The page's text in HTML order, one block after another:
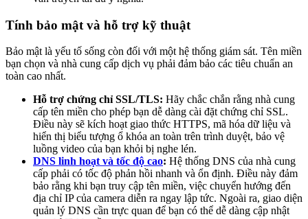
Tính bảo mật và hỗ trợ kỹ thuật
Bảo mật là yếu tố sống còn đối với một hệ thống giám sát. Tên miền
bạn chọn và nhà cung cấp dịch vụ phải đảm bảo các tiêu chuẩn an
toàn cao nhất.
Hỗ trợ chứng chỉ SSL/TLS: Hãy chắc chắn rằng nhà cung
cấp tên miền cho phép bạn dễ dàng cài đặt chứng chỉ SSL.
Điều này sẽ kích hoạt giao thức HTTPS, mã hóa dữ liệu và
hiển thị biểu tượng ổ khóa an toàn trên trình duyệt, bảo vệ
luồng video của bạn khỏi bị nghe lén.
DNS linh hoạt và tốc độ cao: Hệ thống DNS của nhà cung
cấp phải có tốc độ phản hồi nhanh và ổn định. Điều này đảm
bảo rằng khi bạn truy cập tên miền, việc chuyển hướng đến
địa chỉ IP của camera diễn ra ngay lập tức. Ngoài ra, giao diện
quản lý DNS cần trực quan để bạn có thể dễ dàng cập nhật